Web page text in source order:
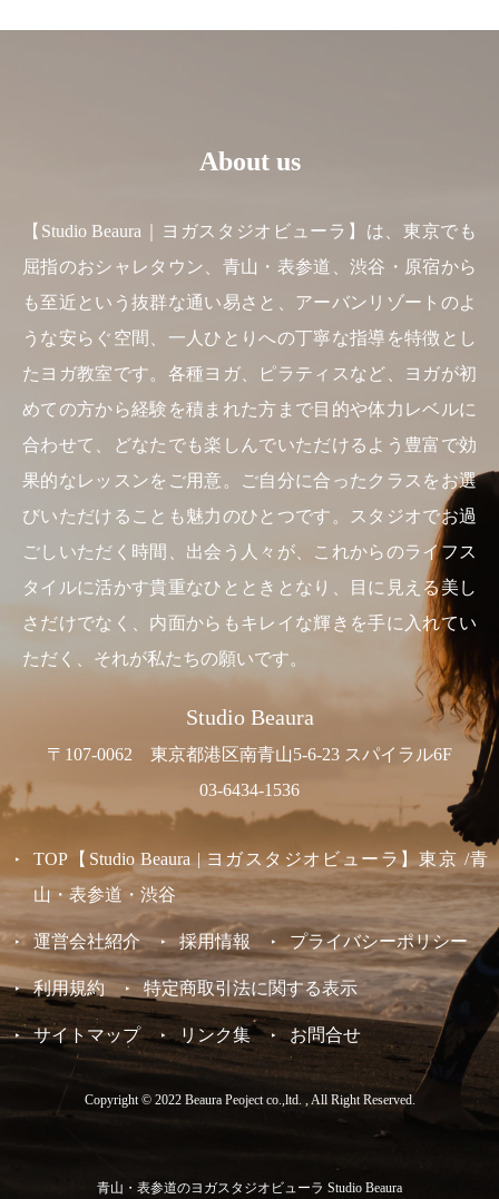
About us
【Studio Beaura｜ヨガスタジオビューラ】は、東京でも
屈指のおシャレタウン、青山・表参道、渋谷・原宿から
も至近という抜群な通い易さと、アーバンリゾートのよ
うな安らぐ空間、一人ひとりへの丁寧な指導を特徴とし
たヨガ教室です。各種ヨガ、ピラティスなど、ヨガが初
めての方から経験を積まれた方まで目的や体力レベルに
合わせて、どなたでも楽しんでいただけるよう豊富で効
果的なレッスンをご用意。ご自分に合ったクラスをお選
びいただけることも魅力のひとつです。スタジオでお過
ごしいただく時間、出会う人々が、これからのライフス
タイルに活かす貴重なひとときとなり、目に見える美し
さだけでなく、内面からもキレイな輝きを手に入れてい
ただく、それが私たちの願いです。
Studio Beaura
〒107-0062 東京都港区南青山5-6-23 スパイラル6F
03-6434-1536
TOP【Studio Beaura | ヨガスタジオビューラ】東京 /青
山・表参道・渋谷
運営会社紹介 採用情報 プライバシーポリシー
利用規約 特定商取引法に関する表示
サイトマップ リンク集 お問合せ
Copyright © 2022 Beaura Peoject co.,ltd. , All Right Reserved.
青山・表参道のヨガスタジオビューラ Studio Beaura